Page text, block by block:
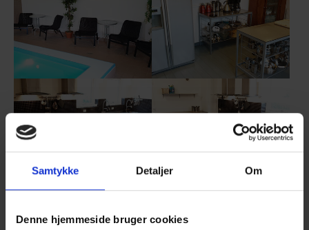
Samtykke Detaljer Om
Denne hjemmeside bruger cookies
Show larger version
Show larger version Show larger version